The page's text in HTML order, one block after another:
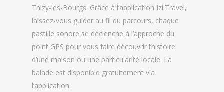
Thizy-les-Bourgs. Grâce à l’application Izi.Travel,
laissez-vous guider au fil du parcours, chaque
pastille sonore se déclenche à l’approche du
point GPS pour vous faire découvrir l’histoire
d’une maison ou une particularité locale. La
balade est disponible gratuitement via
l’application.